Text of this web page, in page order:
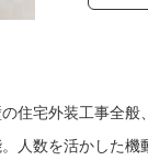
住宅外装工事全
人数を活かした機